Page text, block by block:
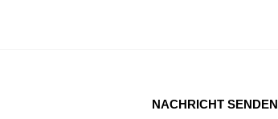
NACHRICHT SENDEN